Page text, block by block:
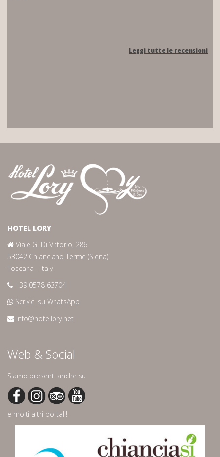
Leggi tutte le recensioni
HOTEL LORY
Viale G. Di Vittorio, 286
53042 Chianciano Terme (Siena)
Toscana - Italy
+39 0578 63704
Scrivici su WhatsApp
info@hotellory.net
Web & Social
Siamo presenti anche su
e molti altri portali!